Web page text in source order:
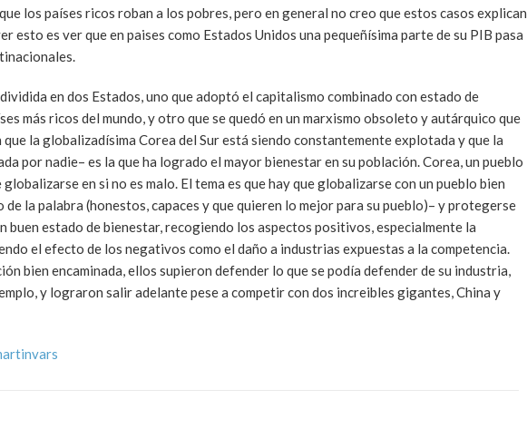
los países ricos roban a los pobres, pero en general no creo que estos casos explican
esto es ver que en paises como Estados Unidos una pequeñísima parte de su PIB pasa
en dos Estados, uno que adoptó el capitalismo combinado con estado de
más ricos del mundo, y otro que se quedó en un marxismo obsoleto y autárquico que
la globalizadísima Corea del Sur está siendo constantemente explotada y que la
por nadie– es la que ha logrado el mayor bienestar en su población. Corea, un pueblo
en si no es malo. El tema es que hay que globalizarse con un pueblo bien
la palabra (honestos, capaces y que quieren lo mejor para su pueblo)– y protegerse
estado de bienestar, recogiendo los aspectos positivos, especialmente la
el efecto de los negativos como el daño a industrias expuestas a la competencia.
bien encaminada, ellos supieron defender lo que se podía defender de su industria,
y lograron salir adelante pese a competir con dos increibles gigantes, China y